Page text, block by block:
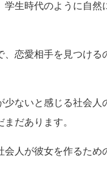
学生時代のように自然
、恋愛相手を見つける
少ないと感じる社会人
だあります。
会人が彼女を作るため